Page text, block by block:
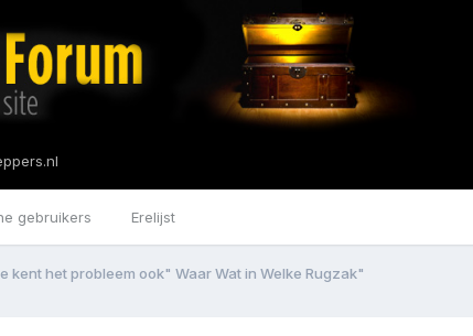
gebruikers Erelijst
kent het probleem ook" Waar Wat in Welke Rugzak"